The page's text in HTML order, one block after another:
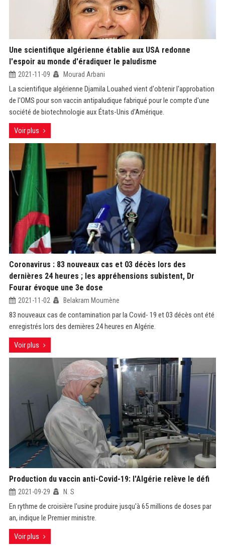
Une scientifique algérienne établie aux USA redonne
l'espoir au monde d'éradiquer le paludisme
2021-11-09 Mourad Arbani
La scientifique algérienne Djamila Louahed vient d'obtenir l'approbation
de l'OMS pour son vaccin antipaludique fabriqué pour le compte d'une
société de biotechnologie aux États-Unis d'Amérique.
Voir plus
Coronavirus : 83 nouveaux cas et 03 décès lors des
dernières 24 heures ; les appréhensions subistent, Dr
Fourar évoque une 3e dose
2021-11-02 Belakram Moumène
83 nouveaux cas de contamination par la Covid- 19 et 03 décès ont été
enregistrés lors des dernières 24 heures en Algérie.
Voir plus
Production du vaccin anti-Covid-19: l'Algérie relève le défi
2021-09-29 N. S
En rythme de croisière l'usine produire jusqu'à 65 millions de doses par
an, indique le Premier ministre.
Voir plus